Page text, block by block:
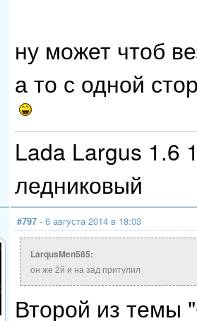
ну может чтоб
а то с одной
Lada Largus 1.6
ледниковый
#797 - 6 августа 2014 в 18:03
LarqusMen585:
он же 2й и на зад притулил
Второй из темы